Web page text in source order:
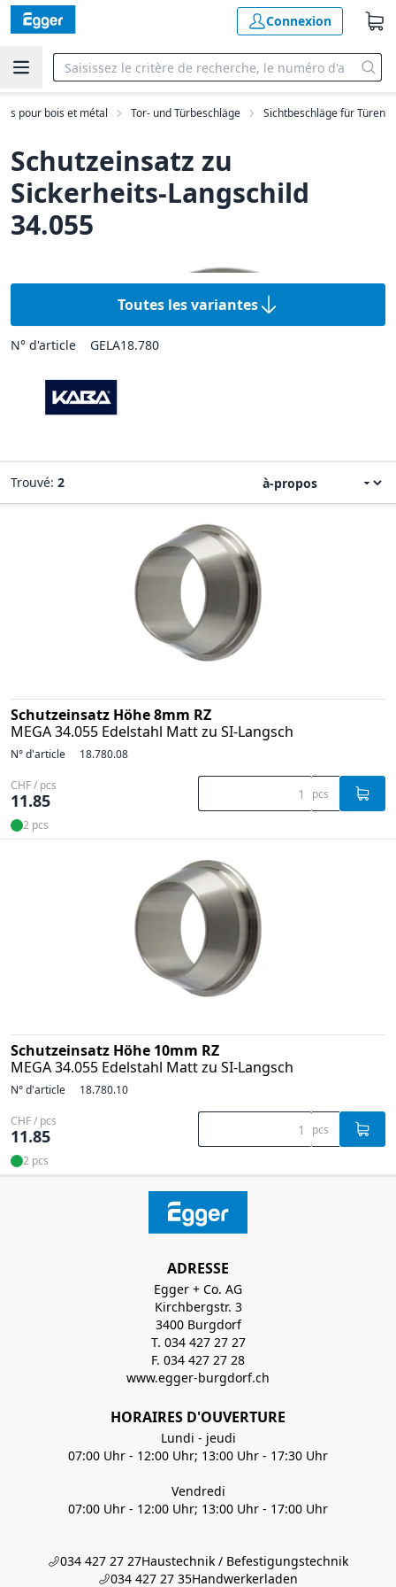
Connexion
pour bois et métal Tor- und Türbeschläge Sichtbeschläge für Türen
Schutzeinsatz zu
Sickerheits-Langschild
34.055
Toutes les variantes
N° d'article GELA18.780
Trouvé: 2
Schutzeinsatz Höhe 8mm RZ
MEGA 34.055 Edelstahl Matt zu SI-Langsch
N° d'article 18.780.08
CHF / pcs
11.85 pcs
2 pcs
Schutzeinsatz Höhe 10mm RZ
MEGA 34.055 Edelstahl Matt zu SI-Langsch
N° d'article 18.780.10
CHF / pcs
11.85 pcs
2 pcs
ADRESSE
Egger + Co. AG
Kirchbergstr. 3
3400 Burgdorf
T. 034 427 27 27
F. 034 427 27 28
www.egger-burgdorf.ch
HORAIRES D'OUVERTURE
Lundi - jeudi
07:00 Uhr - 12:00 Uhr; 13:00 Uhr - 17:30 Uhr
Vendredi
07:00 Uhr - 12:00 Uhr; 13:00 Uhr - 17:00 Uhr
034 427 27 27Haustechnik / Befestigungstechnik
034 427 27 35Handwerkerladen